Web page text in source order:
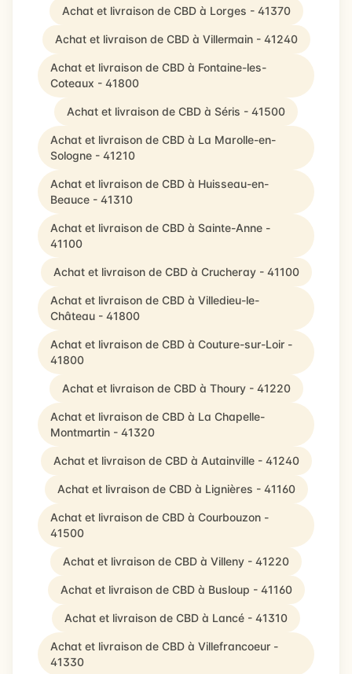
Achat et livraison de CBD à Lorges - 41370
Achat et livraison de CBD à Villermain - 41240
Achat et livraison de CBD à Fontaine-les-
Coteaux - 41800
Achat et livraison de CBD à Séris - 41500
Achat et livraison de CBD à La Marolle-en-
Sologne - 41210
Achat et livraison de CBD à Huisseau-en-
Beauce - 41310
Achat et livraison de CBD à Sainte-Anne -
41100
Achat et livraison de CBD à Crucheray - 41100
Achat et livraison de CBD à Villedieu-le-
Château - 41800
Achat et livraison de CBD à Couture-sur-Loir -
41800
Achat et livraison de CBD à Thoury - 41220
Achat et livraison de CBD à La Chapelle-
Montmartin - 41320
Achat et livraison de CBD à Autainville - 41240
Achat et livraison de CBD à Lignières - 41160
Achat et livraison de CBD à Courbouzon -
41500
Achat et livraison de CBD à Villeny - 41220
Achat et livraison de CBD à Busloup - 41160
Achat et livraison de CBD à Lancé - 41310
Achat et livraison de CBD à Villefrancoeur -
41330